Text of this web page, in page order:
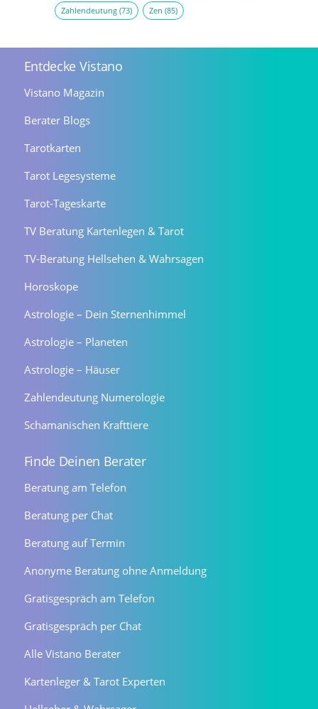
Zahlendeutung(73) Zen (85)
Entdecke Vistano
Vistano Magazin
Berater Blogs
Tarotkarten
Tarot Legesysteme
Tarot-Tageskarte
TV Beratung Kartenlegen & Tarot
TV-Beratung Hellsehen & Wahrsagen
Horoskope
Astrologie – Dein Sternenhimmel
Astrologie – Planeten
Astrologie – Häuser
Zahlendeutung Numerologie
Schamanischen Krafttiere
Finde Deinen Berater
Beratung am Telefon
Beratung per Chat
Beratung auf Termin
Anonyme Beratung ohne Anmeldung
Gratisgespräch am Telefon
Gratisgespräch per Chat
Alle Vistano Berater
Kartenleger & Tarot Experten